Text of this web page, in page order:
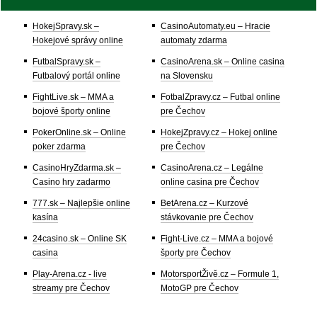
HokejSpravy.sk –
Hokejové správy online
FutbalSpravy.sk –
Futbalový portál online
FightLive.sk – MMA a
bojové športy online
PokerOnline.sk – Online
poker zdarma
CasinoHryZdarma.sk –
Casino hry zadarmo
777.sk – Najlepšie online
kasína
24casino.sk – Online SK
casina
Play-Arena.cz - live
streamy pre Čechov
CasinoAutomaty.eu – Hracie
automaty zdarma
CasinoArena.sk – Online casina
na Slovensku
FotbalZpravy.cz – Futbal online
pre Čechov
HokejZpravy.cz – Hokej online
pre Čechov
CasinoArena.cz – Legálne
online casina pre Čechov
BetArena.cz – Kurzové
stávkovanie pre Čechov
Fight-Live.cz – MMA a bojové
športy pre Čechov
MotorsportŽivě.cz – Formule 1,
MotoGP pre Čechov